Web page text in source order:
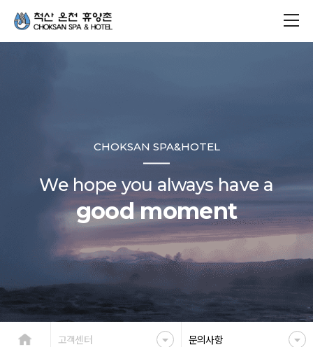
CHOKSAN SPA&HOTEL
We hope you always have a
good moment
고객센터 문의사항